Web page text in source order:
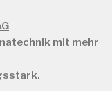
mit mehr